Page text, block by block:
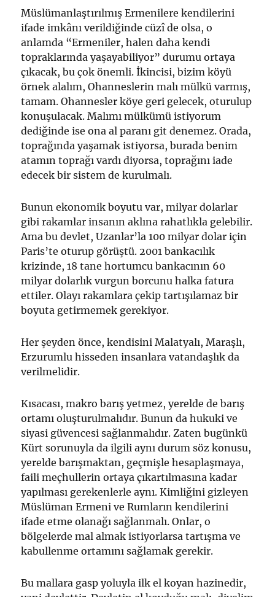
Müslümanlaştırılmış Ermenilere kendilerini
ifade imkânı verildiğinde cüzî de olsa, o
anlamda “Ermeniler, halen daha kendi
topraklarında yaşayabiliyor” durumu ortaya
çıkacak, bu çok önemli. İkincisi, bizim köyü
örnek alalım, Ohanneslerin malı mülkü varmış,
tamam. Ohannesler köye geri gelecek, oturulup
konuşulacak. Malımı mülkümü istiyorum
dediğinde ise ona al paranı git denemez. Orada,
toprağında yaşamak istiyorsa, burada benim
atamın toprağı vardı diyorsa, toprağını iade
edecek bir sistem de kurulmalı.
Bunun ekonomik boyutu var, milyar dolarlar
gibi rakamlar insanın aklına rahatlıkla gelebilir.
Ama bu devlet, Uzanlar’la 100 milyar dolar için
Paris’te oturup görüştü. 2001 bankacılık
krizinde, 18 tane hortumcu bankacının 60
milyar dolarlık vurgun borcunu halka fatura
ettiler. Olayı rakamlara çekip tartışılamaz bir
boyuta getirmemek gerekiyor.
Her şeyden önce, kendisini Malatyalı, Maraşlı,
Erzurumlu hisseden insanlara vatandaşlık da
verilmelidir.
Kısacası, makro barış yetmez, yerelde de barış
ortamı oluşturulmalıdır. Bunun da hukuki ve
siyasi güvencesi sağlanmalıdır. Zaten bugünkü
Kürt sorunuyla da ilgili aynı durum söz konusu,
yerelde barışmaktan, geçmişle hesaplaşmaya,
faili meçhullerin ortaya çıkartılmasına kadar
yapılması gerekenlerle aynı. Kimliğini gizleyen
Müslüman Ermeni ve Rumların kendilerini
ifade etme olanağı sağlanmalı. Onlar, o
bölgelerde mal almak istiyorlarsa tartışma ve
kabullenme ortamını sağlamak gerekir.
Bu mallara gasp yoluyla ilk el koyan hazinedir,